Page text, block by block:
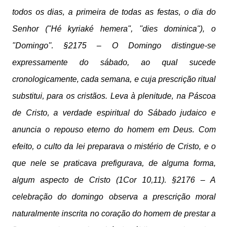
todos os dias, a primeira de todas as festas, o dia do
Senhor ("Hé kyriaké hemera", "dies dominica"), o
"Domingo". §2175 – O Domingo distingue-se
expressamente do sábado, ao qual sucede
cronologicamente, cada semana, e cuja prescrição ritual
substitui, para os cristãos. Leva à plenitude, na Páscoa
de Cristo, a verdade espiritual do Sábado judaico e
anuncia o repouso eterno do homem em Deus. Com
efeito, o culto da lei preparava o mistério de Cristo, e o
que nele se praticava prefigurava, de alguma forma,
algum aspecto de Cristo (1Cor 10,11). §2176 – A
celebração do domingo observa a prescrição moral
naturalmente inscrita no coração do homem de prestar a